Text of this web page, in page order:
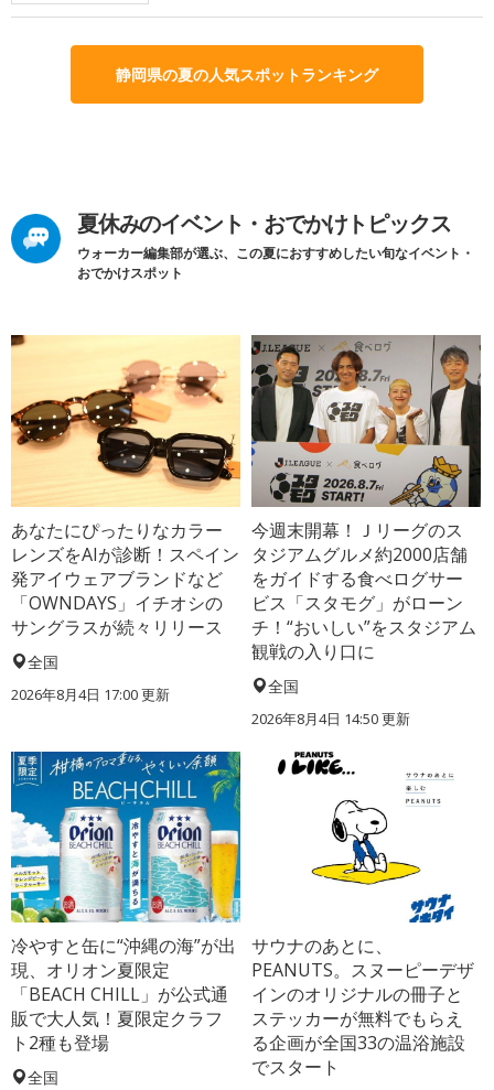
静岡県の夏の人気スポットランキング
夏休みのイベント・おでかけトピックス
ウォーカー編集部が選ぶ、この夏におすすめしたい旬なイベント・
おでかけスポット
あなたにぴったりなカラー
レンズをAIが診断！スペイン
発アイウェアブランドなど
「OWNDAYS」イチオシの
サングラスが続々リリース
全国
2026年8月4日 17:00更新
今週末開幕！Ｊリーグのス
タジアムグルメ約2000店舗
をガイドする食べログサー
ビス「スタモグ」がローン
チ！“おいしい”をスタジアム
観戦の入り口に
全国
2026年8月4日 14:50更新
冷やすと缶に“沖縄の海”が出
現、オリオン夏限定
「BEACH CHILL」が公式通
販で大人気！夏限定クラフ
ト2種も登場
全国
サウナのあとに、
PEANUTS。スヌーピーデザ
インのオリジナルの冊子と
ステッカーが無料でもらえ
る企画が全国33の温浴施設
でスタート